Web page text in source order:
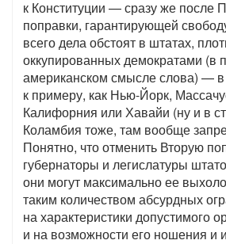
к Конституции — сразу же после
поправки, гарантирующей
всего дела обстоят в штатах,
оккупированных демократами (в
американском смысле слова) — в
к примеру, как Нью-Йорк,
Калифорния или Хавайи (ну и в
Коламбия тоже, там вообще
Понятно, что отменить Вторую
губернаторы и легислатуры
они могут максимально ее
таким количеством абсурдных
на характеристики допустимого
и на возможности его ношения и